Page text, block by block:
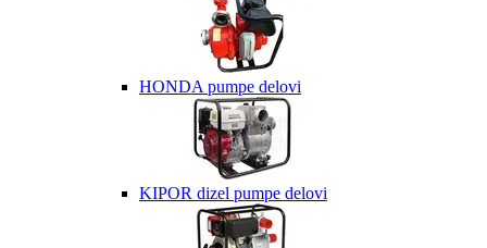
HONDA pumpe delovi
KIPOR dizel pumpe delovi